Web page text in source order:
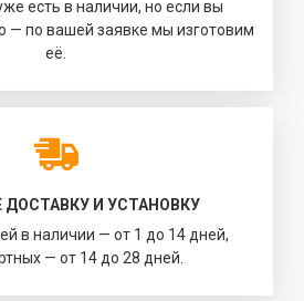
есть в наличии, но если вы
— по вашей заявке мы изготовим
её.
И УСТАНОВКУ
в наличии — от 1 до 14 дней,
— от 14 до 28 дней.